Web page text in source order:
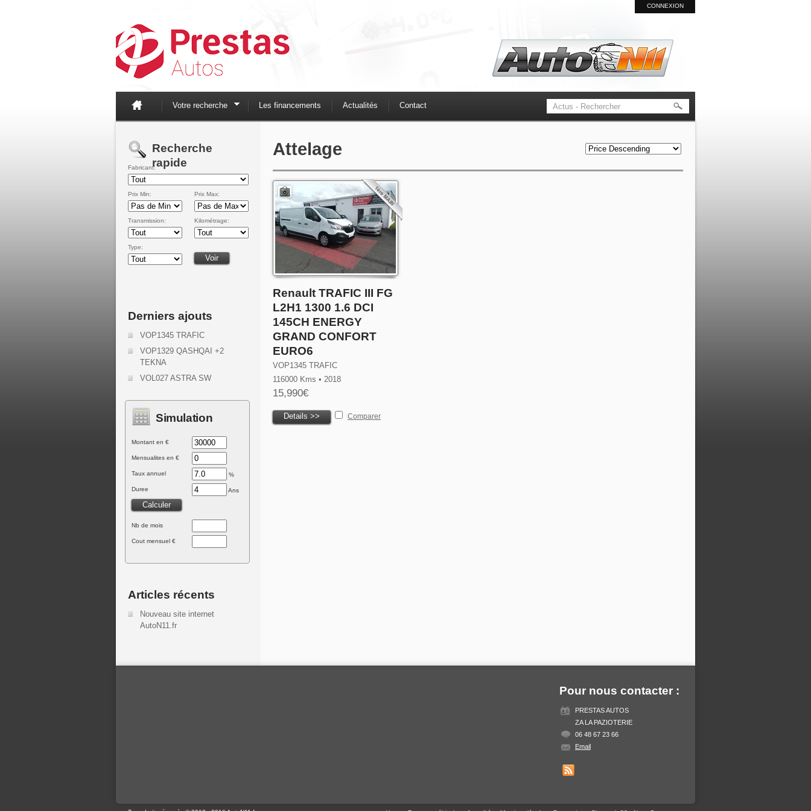
CONNEXION
Votre recherche Les financements Actualités Contact
Recherche
rapide
Fabricant:
Prix Min: Prix Max:
Transmission: Kilométrage:
Type:
Derniers ajouts
VOP1345 TRAFIC
VOP1329 QASHQAI +2
TEKNA
VOL027 ASTRA SW
Simulation
Montant en €
Mensualites en €
Taux annuel %
Duree Ans
Nb de mois
Cout mensuel €
Articles récents
Nouveau site internet
AutoN11.fr
Attelage
Renault TRAFIC III FG
L2H1 1300 1.6 DCI
145CH ENERGY
GRAND CONFORT
EURO6
VOP1345 TRAFIC
116000 Kms • 2018
15,990€
Details >> Comparer
Pour nous contacter :
PRESTAS AUTOS
ZA LA PAZIOTERIE
06 48 67 23 66
Email